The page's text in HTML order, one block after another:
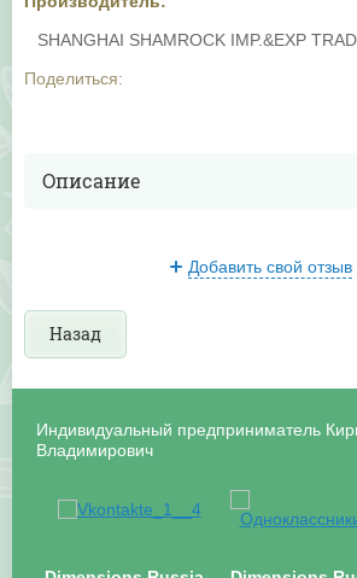
SHANGHAI SHAMROCK IMP.&EXP
Поделиться:
Описание
Добавить свой отзыв
Назад
Индивидуальный предприниматель
Владимирович